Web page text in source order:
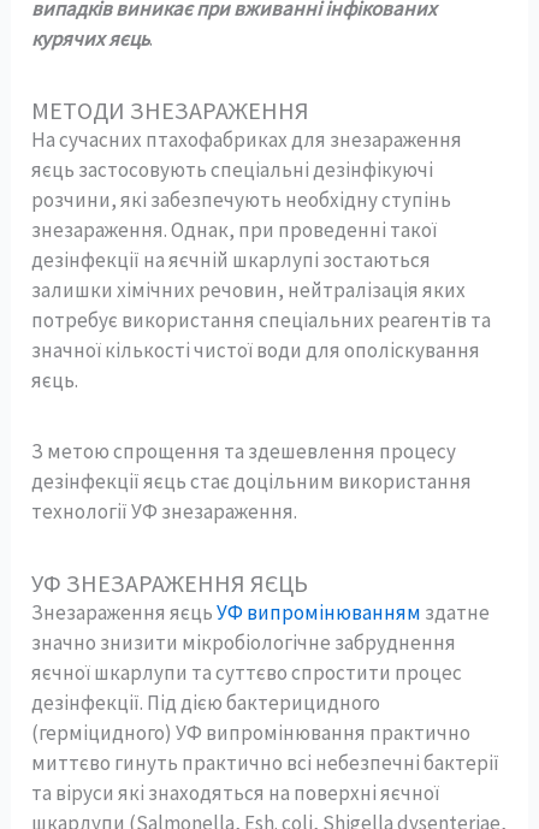
випадків виникає при вживанні інфікованих
курячих яєць.
МЕТОДИ ЗНЕЗАРАЖЕННЯ
На сучасних птахофабриках для знезараження
яєць застосовують спеціальні дезінфікуючі
розчини, які забезпечують необхідну ступінь
знезараження. Однак, при проведенні такої
дезінфекції на яєчній шкарлупі зостаються
залишки хімічних речовин, нейтралізація яких
потребує використання спеціальних реагентів та
значної кількості чистої води для ополіскування
яєць.
З метою спрощення та здешевлення процесу
дезінфекції яєць стає доцільним використання
технології УФ знезараження.
УФ ЗНЕЗАРАЖЕННЯ ЯЄЦЬ
Знезараження яєцьУФ випромінюванням здатне
значно знизити мікробіологічне забруднення
яєчної шкарлупи та суттєво спростити процес
дезінфекції. Під дією бактерицидного
(герміцидного) УФ випромінювання практично
миттєво гинуть практично всі небезпечні бактерії
та віруси які знаходяться на поверхні яєчної
шкарлупи (Salmonella, Esh. coli, Shigella dysenteriae,